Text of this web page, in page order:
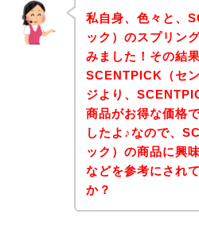
私自身、色々と、
ック）のスプリン
みました！その結
SCENTPICK（セ
ジより、
商品がお得な価格
したよ♪なので、
ック）の商品に興
などを参考にされ
か？